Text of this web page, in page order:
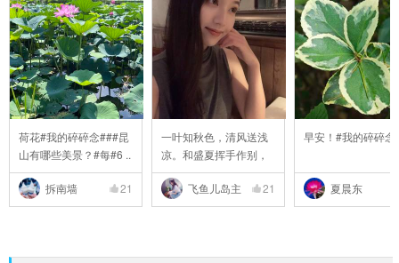
荷花#我的碎碎念###昆
山有哪些美景？#每#6 ..
拆南墙 21
一叶知秋色，清风送浅
凉。和盛夏挥手作别，
..
飞鱼儿岛主
21
早安！#我的碎碎念
夏晨东